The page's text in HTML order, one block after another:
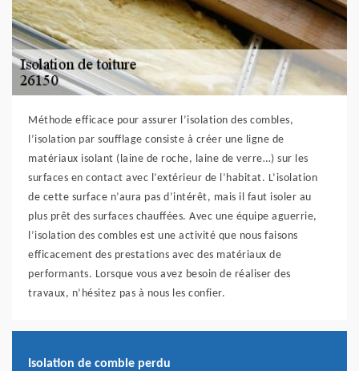
Méthode efficace pour assurer l’isolation des combles,
l’isolation par soufflage consiste à créer une ligne de
matériaux isolant (laine de roche, laine de verre…) sur les
surfaces en contact avec l’extérieur de l’habitat. L’isolation
de cette surface n’aura pas d’intérêt, mais il faut isoler au
plus prêt des surfaces chauffées. Avec une équipe aguerrie,
l’isolation des combles est une activité que nous faisons
efficacement des prestations avec des matériaux de
performants. Lorsque vous avez besoin de réaliser des
travaux, n’hésitez pas à nous les confier.
Isolation de comble perdu